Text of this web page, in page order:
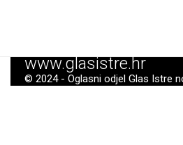
www.glasistre.hr
© 2024 - Oglasni odjel Glas Istre